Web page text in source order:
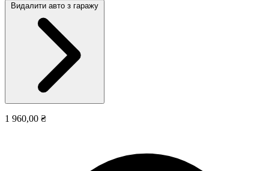
Видалити авто з гаражу
1 960,00 ₴